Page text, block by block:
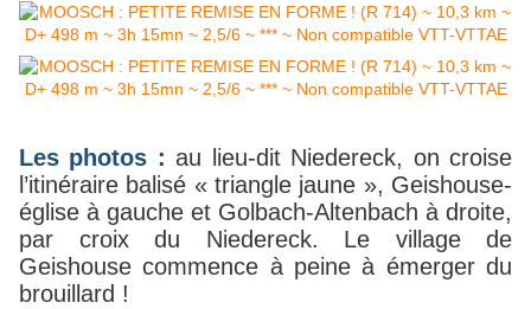
Les photos :au lieu-dit Niedereck, on croise
l’itinéraire balisé « triangle jaune », Geishouse-
église à gauche et Golbach-Altenbach à droite,
par croix du Niedereck. Le village de
Geishouse commence à peine à émerger du
brouillard !